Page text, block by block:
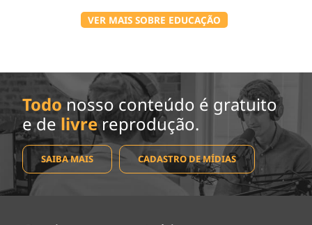
VER MAIS SOBRE EDUCAÇÃO
Todo nosso conteúdo é gratuito
e de livrereprodução.
SAIBA MAIS CADASTRO DE MÍDIAS